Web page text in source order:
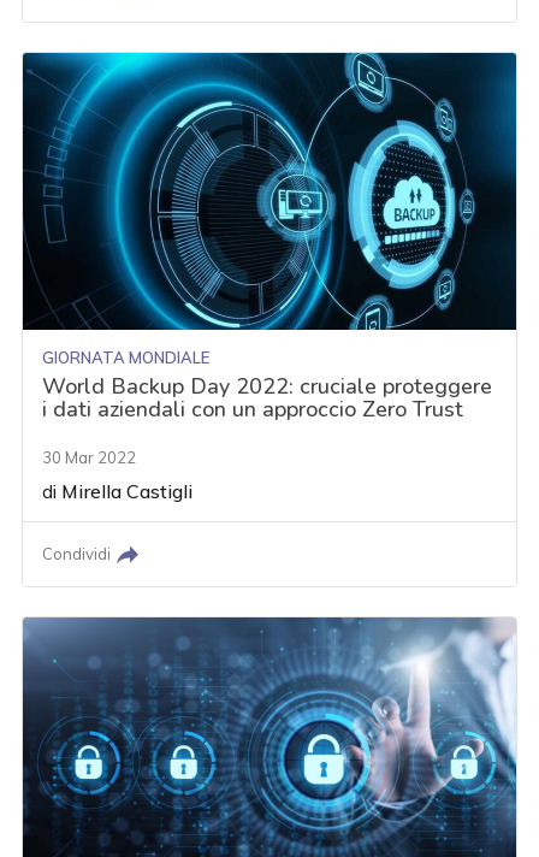
GIORNATA MONDIALE
World Backup Day 2022: cruciale proteggere
i dati aziendali con un approccio Zero Trust
30 Mar 2022
di Mirella Castigli
Condividi